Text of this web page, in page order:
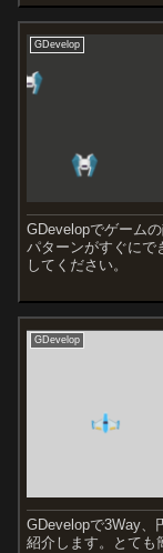
GDevelop
GDevelopでゲーム
パターンがすぐにで
してください。
GDevelop
GDevelopで3Way、
紹介します。とても